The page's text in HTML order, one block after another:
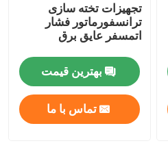
تجهیزات تخته سازی
ترانسفورماتور فشار
اتمسفر عایق برق
بهترین قیمت
تماس با ما